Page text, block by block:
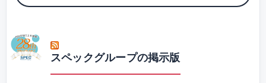
スペックグループの掲示版